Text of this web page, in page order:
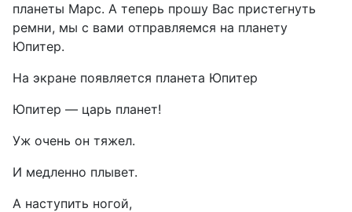
планеты Марс. А теперь прошу Вас пристегнуть
ремни, мы с вами отправляемся на планету
Юпитер.
На экране появляется планета Юпитер
Юпитер — царь планет!
Уж очень он тяжел.
И медленно плывет.
А наступить ногой,